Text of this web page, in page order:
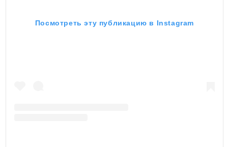
Посмотреть эту публикацию в Instagram